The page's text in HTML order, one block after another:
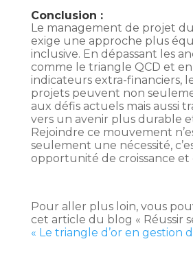
Conclusion :
Le management de projet
exige une approche plus
inclusive. En dépassant les
comme le triangle QCD et
indicateurs extra-financiers,
projets peuvent non
aux défis actuels mais aussi
vers un avenir plus durable
Rejoindre ce mouvement
seulement une nécessité,
opportunité de croissance et
Pour aller plus loin, vous
cet article du blog « Réussir
« Le triangle d’or en gestion